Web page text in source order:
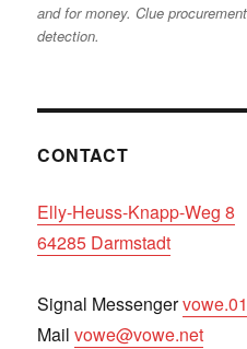
and for money. Clue
detection.
CONTACT
Elly-Heuss-Knapp-Weg 8
64285 Darmstadt
Signal Messengervowe.01
Mailvowe@vowe.net